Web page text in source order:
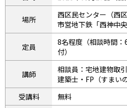
場所
西区民センター（西
市営地下鉄「西神中
定員
8名程度（相談時間
付）
講師
相談員：宅地建物取
建築士・FP（すまい
受講料
無料